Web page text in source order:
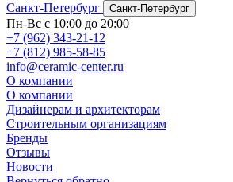
Санкт-Петербург
Санкт-Петербург
Пн-Вс с 10:00 до 20:00
+7 (962) 343-21-12
+7 (812) 985-58-85
info@ceramic-center.ru
О компании
О компании
Дизайнерам и архитекторам
Строительным организациям
Бренды
Отзывы
Новости